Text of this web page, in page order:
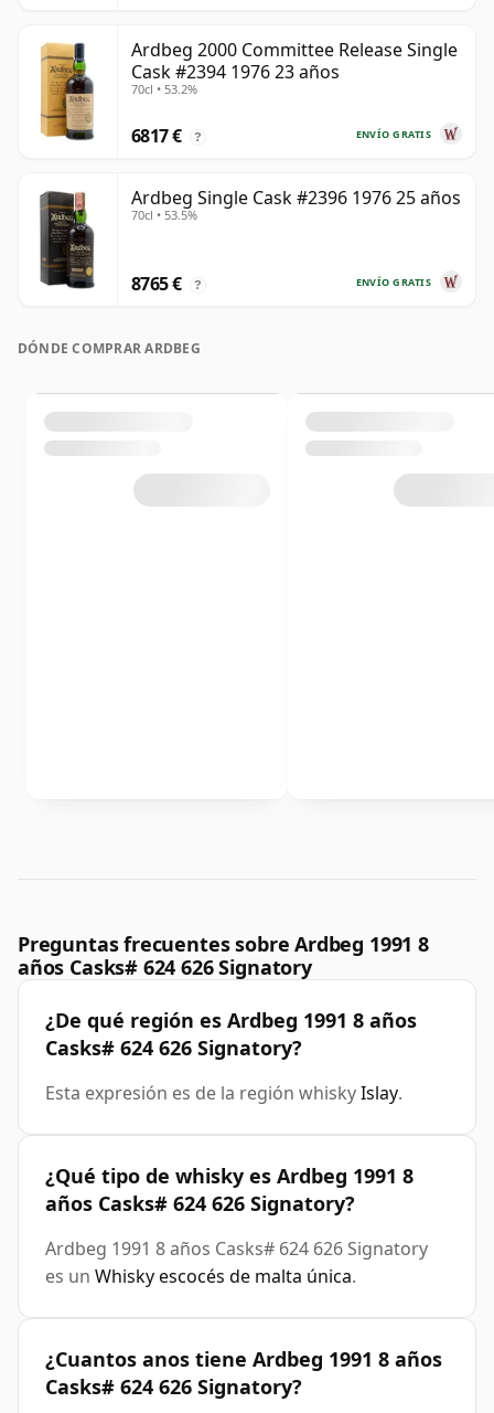
Ardbeg 2000 Committee Release Single
Cask #2394 1976 23 años
70cl • 53.2%
ENVÍO GRATIS
6817 € ?
Ardbeg Single Cask #2396 1976 25 años
70cl • 53.5%
ENVÍO GRATIS
8765 € ?
DÓNDE COMPRAR ARDBEG
Preguntas frecuentes sobre Ardbeg 1991 8
años Casks# 624 626 Signatory
¿De qué región es Ardbeg 1991 8 años
Casks# 624 626 Signatory?
Esta expresión es de la región whiskyIslay.
¿Qué tipo de whisky es Ardbeg 1991 8
años Casks# 624 626 Signatory?
Ardbeg 1991 8 años Casks# 624 626 Signatory
es un Whisky escocés de malta única.
¿Cuantos anos tiene Ardbeg 1991 8 años
Casks# 624 626 Signatory?